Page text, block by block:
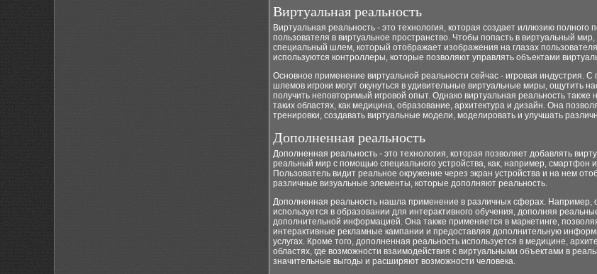
Виртуальная реальность
Виртуальная реальность - это технология, которая создает иллюзию полного
пользователя в виртуальное пространство. Чтобы попасть в виртуальный
специальный шлем, который отображает изображения на глазах
используются контроллеры, которые позволяют управлять объектами
Основное применение виртуальной реальности сейчас - игровая индустрия.
шлемов игроки могут окунуться в удивительные виртуальные миры, ощутить
получить неповторимый игровой опыт. Однако виртуальная реальность
таких областях, как медицина, образование, архитектура и дизайн. Она
тренировки, создавать виртуальные модели, моделировать и улучшать
Дополненная реальность
Дополненная реальность - это технология, которая позволяет добавлять
реальный мир с помощью специального устройства, как, например, смартфон
Пользователь видит реальное окружение через экран устройства и на нем
различные визуальные элементы, которые дополняют реальность.
Дополненная реальность нашла применение в различных сферах. Например,
используется в образовании для интерактивного обучения, дополняя
дополнительной информацией. Она также применяется в маркетинге,
интерактивные рекламные кампании и предоставляя дополнительную
услугах. Кроме того, дополненная реальность используется в медицине,
областях, где возможности взаимодействия с виртуальными объектами в
значительные выгоды и расширяют возможности человека.